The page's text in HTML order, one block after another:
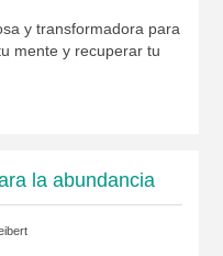
y transformadora para
mente y recuperar tu
la abundancia